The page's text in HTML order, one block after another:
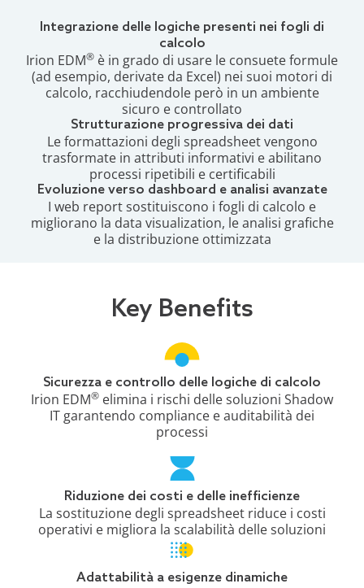
Integrazione delle logiche presenti nei fogli di
calcolo
Irion EDM® è in grado di usare le consuete formule
(ad esempio, derivate da Excel) nei suoi motori di
calcolo, racchiudendole però in un ambiente
sicuro e controllato
Strutturazione progressiva dei dati
Le formattazioni degli spreadsheet vengono
trasformate in attributi informativi e abilitano
processi ripetibili e certificabili
Evoluzione verso dashboard e analisi avanzate
I web report sostituiscono i fogli di calcolo e
migliorano la data visualization, le analisi grafiche
e la distribuzione ottimizzata
Key Benefits
Sicurezza e controllo delle logiche di calcolo
Irion EDM® elimina i rischi delle soluzioni Shadow
IT garantendo compliance e auditabilità dei
processi
Riduzione dei costi e delle inefficienze
La sostituzione degli spreadsheet riduce i costi
operativi e migliora la scalabilità delle soluzioni
Adattabilità a esigenze dinamiche